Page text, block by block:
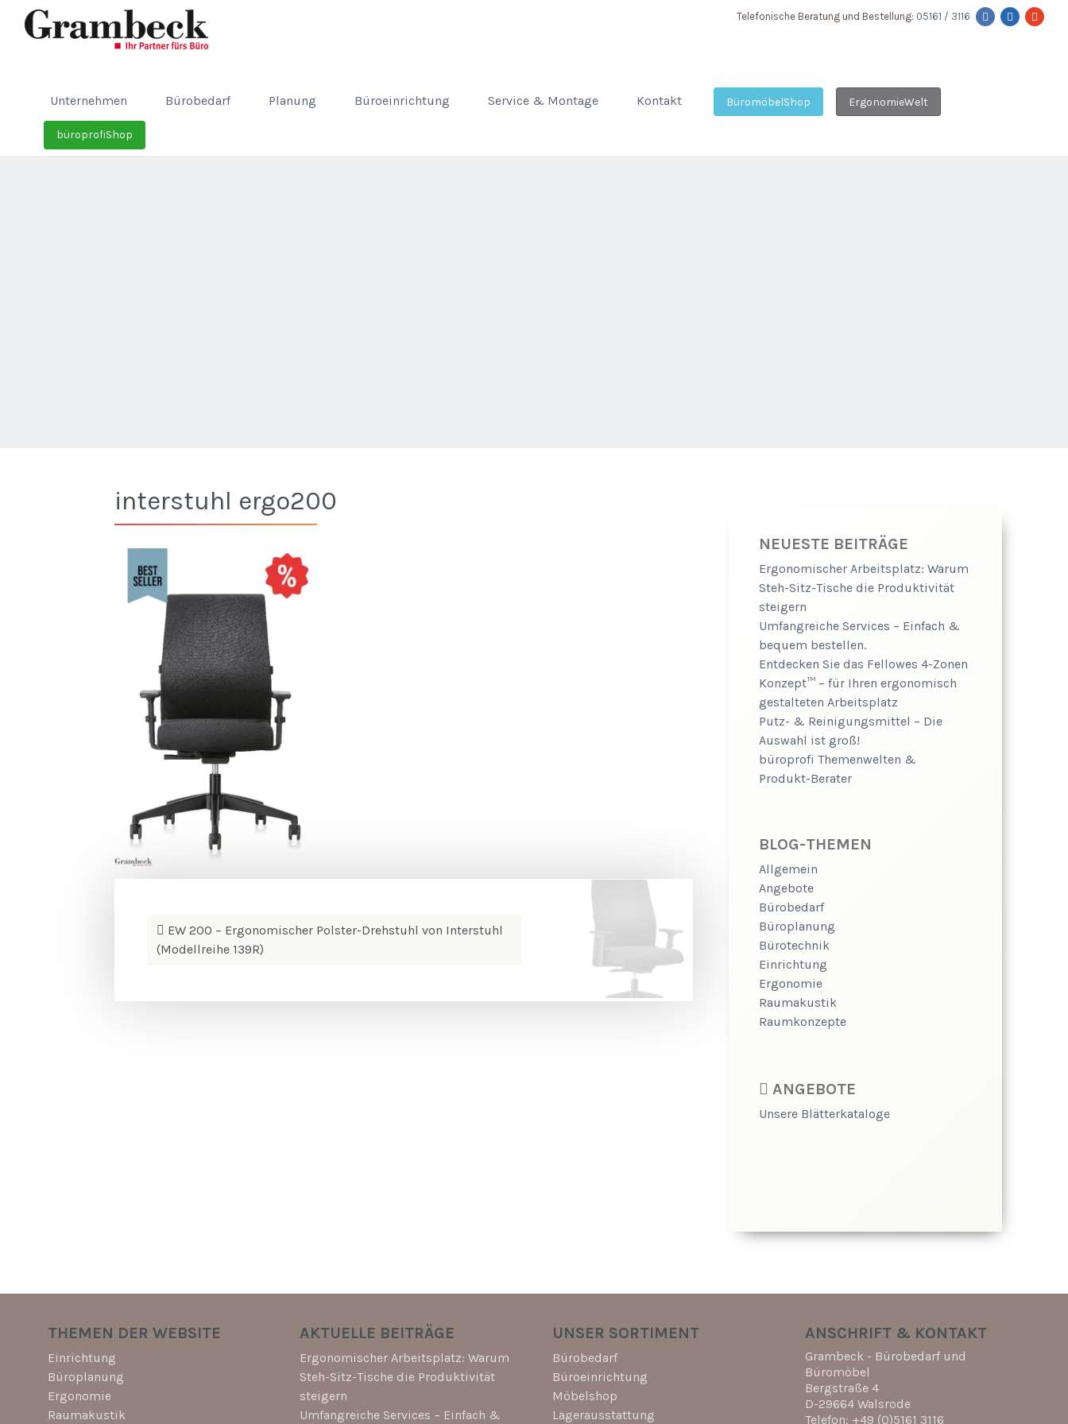
Telefonische Beratung und Bestellung: 05161 / 3116
Unternehmen Bürobedarf Planung Büroeinrichtung Service & Montage Kontakt BüromöbelShop ErgonomieWelt
büroprofiShop
interstuhl ergo200
Beitrags-
Navigation
EW 200 – Ergonomischer Polster-Drehstuhl von Interstuhl
(Modellreihe 139R)
NEUESTE BEITRÄGE
Ergonomischer Arbeitsplatz: Warum
Steh-Sitz-Tische die Produktivität
steigern
Umfangreiche Services – Einfach &
bequem bestellen.
Entdecken Sie das Fellowes 4-Zonen
Konzept™ – für Ihren ergonomisch
gestalteten Arbeitsplatz
Putz- & Reinigungsmittel – Die
Auswahl ist groß!
büroprofi Themenwelten &
Produkt-Berater
BLOG-THEMEN
Allgemein
Angebote
Bürobedarf
Büroplanung
Bürotechnik
Einrichtung
Ergonomie
Raumakustik
Raumkonzepte
ANGEBOTE
Unsere Blätterkataloge
THEMEN DER WEBSITE
Einrichtung
Büroplanung
Ergonomie
Raumakustik
AKTUELLE BEITRÄGE
Ergonomischer Arbeitsplatz: Warum
Steh-Sitz-Tische die Produktivität
steigern
Umfangreiche Services – Einfach &
UNSER SORTIMENT
Bürobedarf
Büroeinrichtung
Möbelshop
Lagerausstattung
ANSCHRIFT & KONTAKT
Grambeck - Bürobedarf und
Büromöbel
Bergstraße 4
D-29664 Walsrode
Telefon: +49 (0)5161 3116